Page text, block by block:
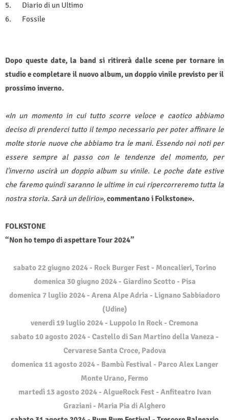
5.
Diario di un Ultimo
6.
Fossile
Dopo queste date, la band si ritirerà dalle scene per tornare in
studio e completare il nuovo album, un doppio vinile previsto per il
prossimo inverno.
«In un momento in cui tutto scorre veloce e caotico abbiamo
deciso di prenderci tutto il tempo necessario per poter affinare le
molte storie nuove che abbiamo tra le mani. Essendo noi noti per
essere sempre al passo con le tendenze del momento, per
l'inverno uscirà un doppio album su vinile. Le poche date estive
che faremo quindi saranno le ultime in cui ripercorreremo tutta la
nostra storia. Sarà un delirio», commentano i Folkstone».
FOLKSTONE
“Non ho tempo di aspettare Tour 2024”
sabato 22 giugno 2024 - Rock Burger Fest - Moncalieri, Torino
domenica 30 giugno 2024 - Giardino Scotto - Pisa
domenica 7 luglio 2024 - Arena Alpe Adria - Lignano Sabbiadoro
(Udine)
venerdì 19 luglio 2024 - Luppolo In Rock - Cremona
sabato 10 agosto 2024 - Castello di San Martino della Vaneza -
Cervarese Santa Croce, Padova
domenica 11 agosto 2024 - Bambù Festival - Parco Alex Langer
Monte Urano, Fermo
martedì 13 agosto 2024 - AlgueRock Fest - Anfiteatro Ivan
Graziani - Maria Pia di Alghero